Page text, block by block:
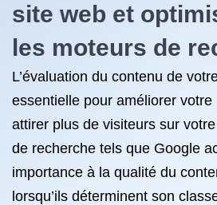
site web et
les moteurs de
L’évaluation du contenu de
essentielle pour améliorer
attirer plus de visiteurs sur
de recherche tels que Google
importance à la qualité du
lorsqu’ils déterminent son